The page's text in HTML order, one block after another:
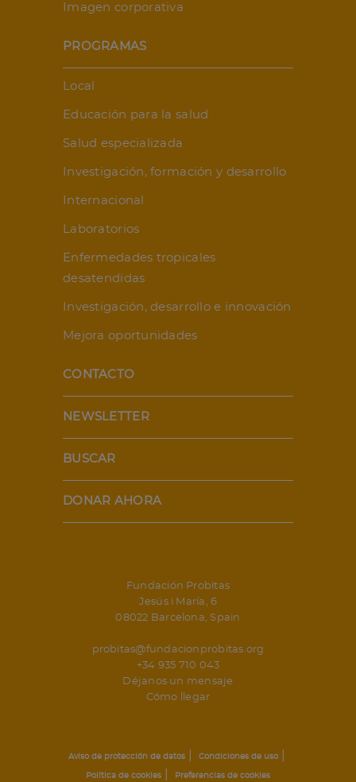
Imagen corporativa
PROGRAMAS
Local
Educación para la salud
Salud especializada
Investigación, formación y desarrollo
Internacional
Laboratorios
Enfermedades tropicales
desatendidas
Investigación, desarrollo e innovación
Mejora oportunidades
CONTACTO
NEWSLETTER
BUSCAR
DONAR AHORA
Fundación Probitas
Jesús i María, 6
08022 Barcelona, Spain
probitas@fundacionprobitas.org
+34 935 710 043
Déjanos un mensaje
Cómo llegar
Aviso de protección de datos| Condiciones de uso|
Política de cookies Preferencias de cookies